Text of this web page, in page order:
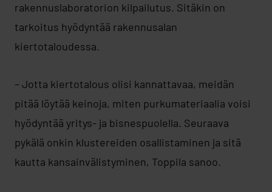
rakennuslaboratorion kilpailutus. Sitäkin on
tarkoitus hyödyntää rakennusalan
kiertotaloudessa.
– Jotta kiertotalous olisi kannattavaa, meidän
pitää löytää keinoja, miten purkumateriaalia voisi
hyödyntää yritys- ja bisnespuolella. Seuraava
pykälä onkin klustereiden osallistaminen ja sitä
kautta kansainvälistyminen, Toppila sanoo.